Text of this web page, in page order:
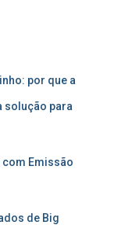
por que a
solução para
Emissão
de Big